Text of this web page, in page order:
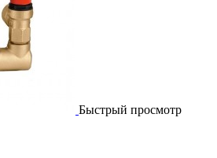
Быстрый просмотр